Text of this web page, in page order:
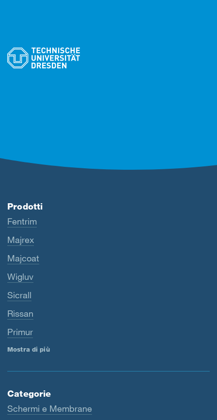
Prodotti
Fentrim
Majrex
Majcoat
Wigluv
Sicrall
Rissan
Primur
Mostra di più
Categorie
Schermi e Membrane